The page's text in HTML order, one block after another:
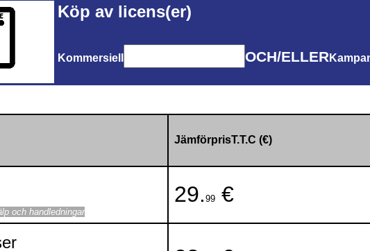
Köp av licens(er)
Kommersiell OCH/ELLER
JämförprisT.T.C (€)
och handledningar
29. 99 €